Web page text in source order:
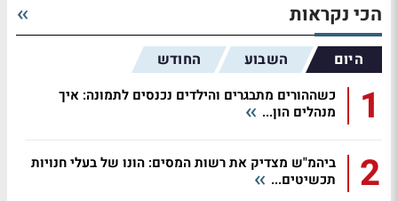
הכי נקראות
היום השבוע החודש
1
כשההורים מתבגרים והילדים נכנסים לתמונה: איך
מנהלים הון...
2
ביהמ"ש מצדיק את רשות המסים: הונו של בעלי חנויות
תכשיטים...